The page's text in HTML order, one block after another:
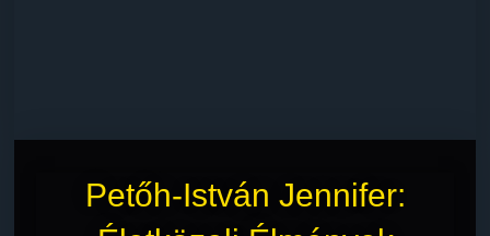
Petőh-István Jennifer: